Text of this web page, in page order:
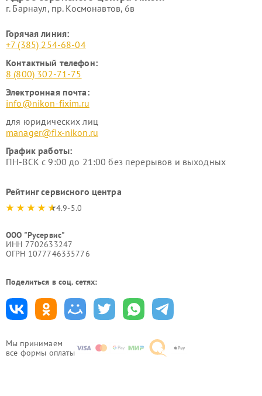
Мы принимаем
все формы оплаты
г. Барнаул, ​пр. Космонавтов, 6в
Горячая линия:
+7 (385) 254-68-04
Контактный телефон:
8 (800) 302-71-75
Электронная почта:
info@nikon-fixim.ru
для юридических лиц
manager@fix-nikon.ru
График работы:
ПН-ВСК с 9:00 до 21:00 без перерывов и выходных
Рейтинг сервисного центра
4.9-5.0
ООО "Русервис"
ИНН 7702633247
ОГРН 1077746335776
Поделиться в соц. сетях: